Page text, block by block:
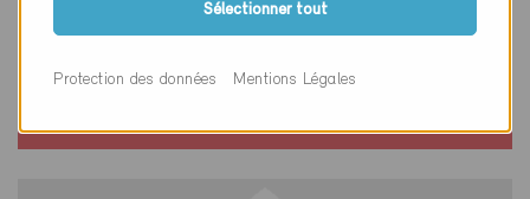
Nouvelle construction, Habitat collectif
Sélectionner tout
Protection des données Mentions Légales